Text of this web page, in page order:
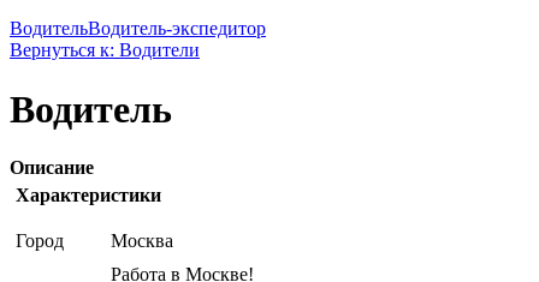
ВодительВодитель-экспедитор
Вернуться к: Водители
Водитель
Описание
Характеристики
Город Москва
Работа в Москве!